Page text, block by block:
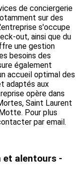
de conciergerie
sur des
s'occupe
out, ainsi que du
une gestion
besoins des
également
accueil optimal des
adaptés aux
opère dans
Saint Laurent
Pour plus
par email.
et alentours -